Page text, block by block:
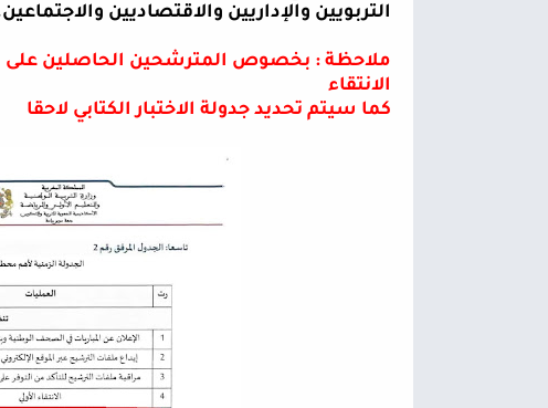
التربويين والإداريين والاقتصاديين والاجتماعين
ملاحظة : بخصوص المترشحين الحاصلين على
الانتقاء
كما سيتم تحديد جدولة الاختبار الكتابي لاحقا